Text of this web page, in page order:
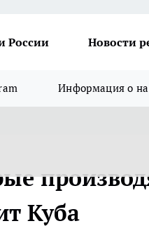
России Новости
Информация о
Куба